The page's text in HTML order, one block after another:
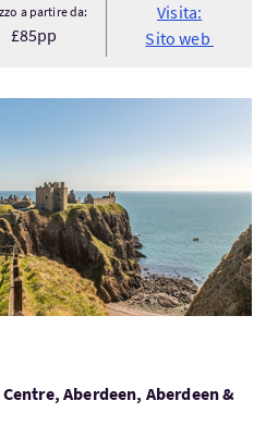
a partire da:
£85pp
Visita:
Sito web
Aberdeen, Aberdeen &